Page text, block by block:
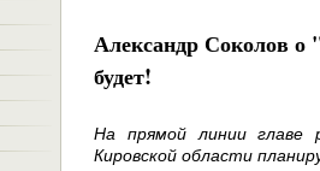
Александр Соколов о
будет!
На прямой линии главе
Кировской области